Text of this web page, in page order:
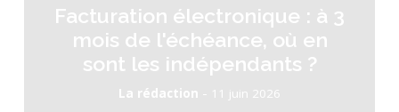
Facturation électronique : à 3
mois de l'échéance, où en
sont les indépendants ?
La rédaction - 11 juin 2026